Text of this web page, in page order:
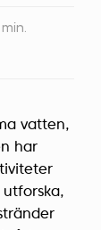
vatten,
har